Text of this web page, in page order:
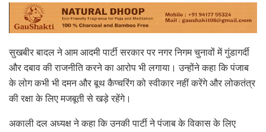
सुखबीर बादल ने आम आदमी पार्टी सरकार पर नगर निगम चुनावों में गुंडागर्दी
और दबाव की राजनीति करने का आरोप भी लगाया। उन्होंने कहा कि पंजाब
के लोग कभी भी दमन और बूथ कैप्चरिंग को स्वीकार नहीं करेंगे और लोकतंत्र
की रक्षा के लिए मजबूती से खड़े रहेंगे।
अकाली दल अध्यक्ष ने कहा कि उनकी पार्टी ने पंजाब के विकास के लिए